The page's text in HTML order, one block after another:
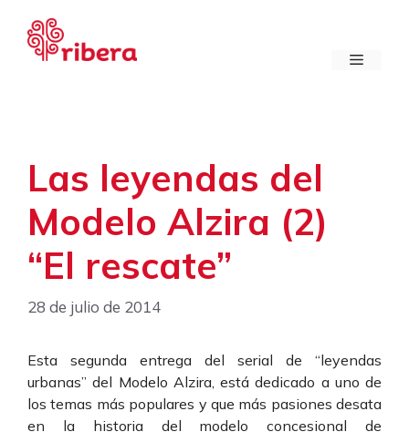
contenido
Menú
Las leyendas del
Modelo Alzira (2)
“El rescate”
28 de julio de 2014
Esta segunda entrega del serial de “leyendas
urbanas” del Modelo Alzira, está dedicado a uno de
los temas más populares y que más pasiones desata
en la historia del modelo concesional de